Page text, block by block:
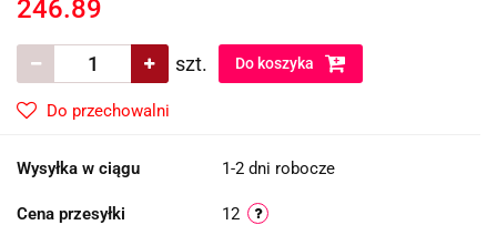
246.89
szt. Do koszyka
Do przechowalni
Wysyłka w ciągu 1-2 dni robocze
Cena przesyłki 12